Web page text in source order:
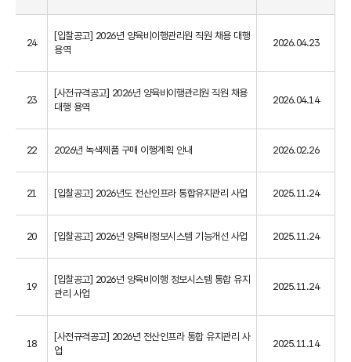
24
[입찰공고] 2026년 양육비이행관리원 직원 채용 대행
용역
2026.04.23
23
[사전규격공고] 2026년 양육비이행관리원 직원 채용
대행 용역
2026.04.14
22 2026년 녹색제품 구매 이행계획 안내 2026.02.26
21 [입찰공고] 2026년도 전산인프라 통합유지관리 사업 2025.11.24
20 [입찰공고] 2026년 양육비정보시스템 기능개선 사업 2025.11.24
19
[입찰공고] 2026년 양육비이행 정보시스템 통합 유지
관리 사업
2025.11.24
18
[사전규격공고] 2026년 전산인프라 통합 유지관리 사
업
2025.11.14